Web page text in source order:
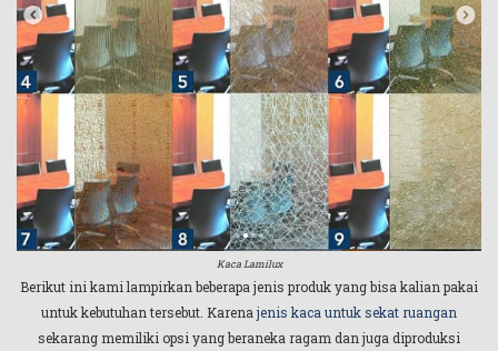
Kaca Lamilux
Berikut ini kami lampirkan beberapa jenis produk yang bisa kalian pakai
untuk kebutuhan tersebut. Karenajenis kaca untuk sekat ruangan
sekarang memiliki opsi yang beraneka ragam dan juga diproduksi